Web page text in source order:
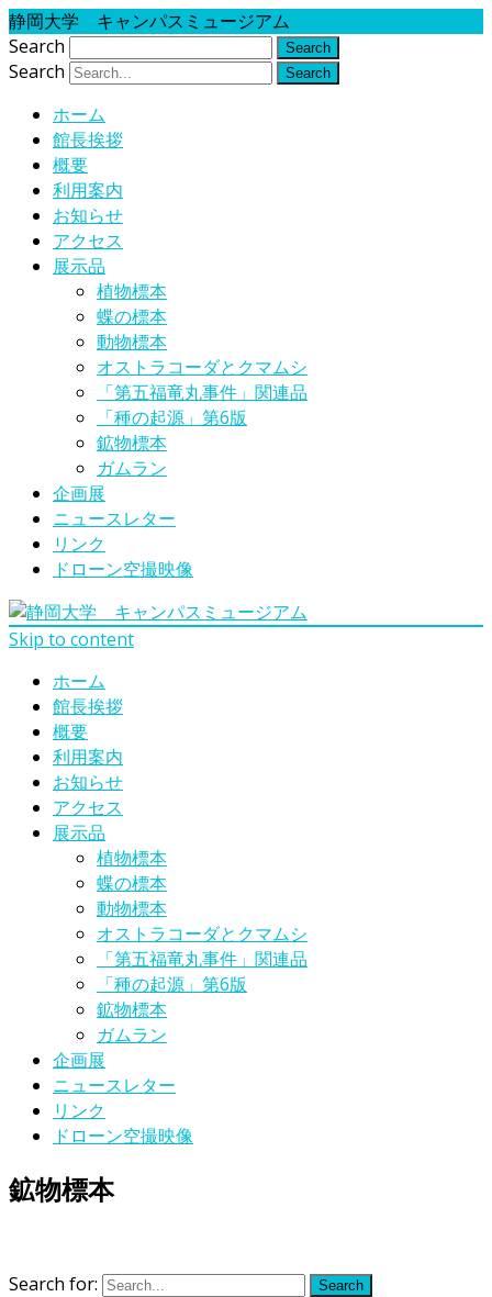
静岡大学 キャンパスミュージアム
Search
Search
ホーム
館長挨拶
概要
利用案内
お知らせ
アクセス
展示品
植物標本
蝶の標本
動物標本
オストラコーダとクマムシ
「第五福竜丸事件」関連品
「種の起源」第6版
鉱物標本
ガムラン
企画展
ニュースレター
リンク
ドローン空撮映像
Skip to content
ホーム
館長挨拶
概要
利用案内
お知らせ
アクセス
展示品
植物標本
蝶の標本
動物標本
オストラコーダとクマムシ
「第五福竜丸事件」関連品
「種の起源」第6版
鉱物標本
ガムラン
企画展
ニュースレター
リンク
ドローン空撮映像
鉱物標本
Search for: Search